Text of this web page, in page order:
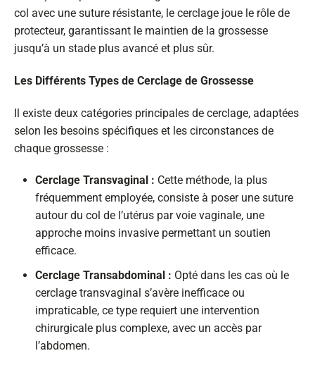
col avec une suture résistante, le cerclage joue le rôle de
protecteur, garantissant le maintien de la grossesse
jusqu’à un stade plus avancé et plus sûr.
Les Différents Types de Cerclage de Grossesse
Il existe deux catégories principales de cerclage, adaptées
selon les besoins spécifiques et les circonstances de
chaque grossesse :
Cerclage Transvaginal : Cette méthode, la plus
fréquemment employée, consiste à poser une suture
autour du col de l’utérus par voie vaginale, une
approche moins invasive permettant un soutien
efficace.
Cerclage Transabdominal : Opté dans les cas où le
cerclage transvaginal s’avère inefficace ou
impraticable, ce type requiert une intervention
chirurgicale plus complexe, avec un accès par
l’abdomen.